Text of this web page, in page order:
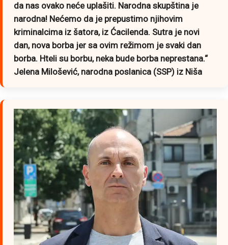
da nas ovako neće uplašiti. Narodna skupština je
narodna! Nećemo da je prepustimo njihovim
kriminalcima iz šatora, iz Ćacilenda. Sutra je novi
dan, nova borba jer sa ovim režimom je svaki dan
borba. Hteli su borbu, neka bude borba neprestana.“
Jelena Milošević, narodna poslanica (SSP) iz Niša